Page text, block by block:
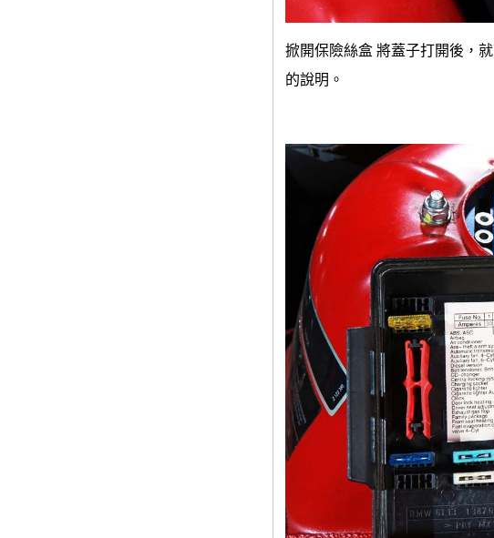
掀開保險絲盒 將蓋子打開後，
的說明。